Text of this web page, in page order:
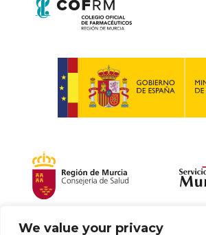
We value your privacy